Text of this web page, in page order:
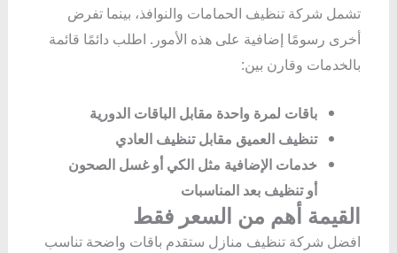
تشمل شركة تنظيف الحمامات والنوافذ، بينما تفرض
أخرى رسومًا إضافية على هذه الأمور. اطلب دائمًا قائمة
بالخدمات وقارن بين:
باقات لمرة واحدة مقابل الباقات الدورية
تنظيف العميق مقابل تنظيف العادي
خدمات الإضافية مثل الكي أو غسل الصحون
أو تنظيف بعد المناسبات
القيمة أهم من السعر فقط
افضل شركة تنظيف منازل ستقدم باقات واضحة تناسب